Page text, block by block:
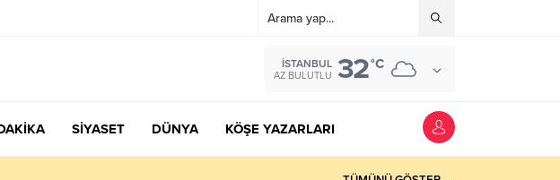
İSTANBUL
AZ BULUTLU 32°C
SİYASET DÜNYA KÖŞE YAZARLARI